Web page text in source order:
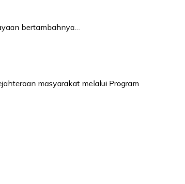
bertambahnya…
masyarakat melalui Program